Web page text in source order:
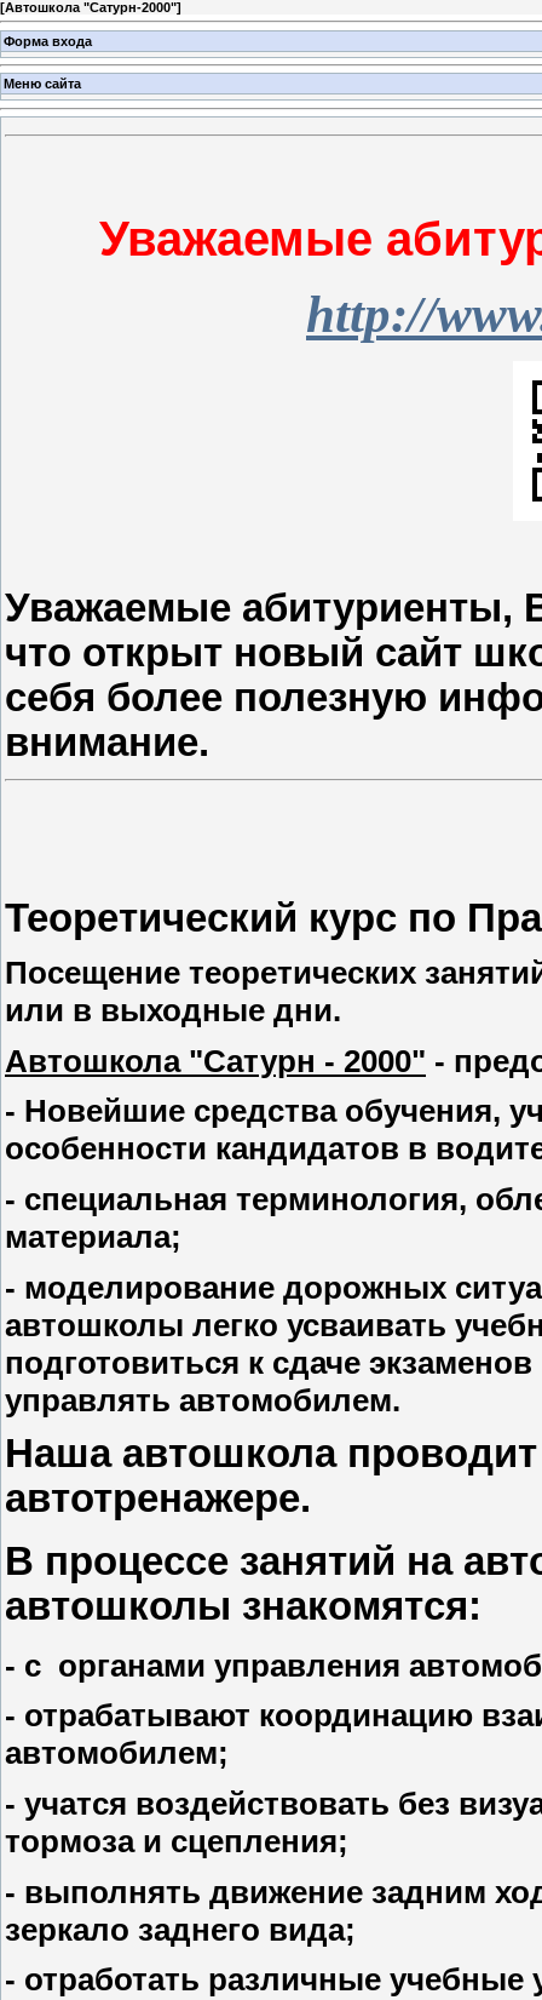
[Автошкола "Сатурн-2000"]
Форма входа
Меню сайта
Уважаемые
http://
Уважаемые
что открыт новый сайт
себя более полезную
внимание.
Теоретический курс по
Посещение теоретических
или в выходные дни.
Автошкола "Сатурн - 2000" -
- Новейшие средства обучения,
особенности кандидатов в
- специальная терминология,
материала;
- моделирование дорожных
автошколы легко усваивать
подготовиться к сдаче
управлять автомобилем.
Наша автошкола
автотренажере.
В процессе занятий на
автошколы знакомятся:
- с органами управления
- отрабатывают координацию
автомобилем;
- учатся воздействовать без
тормоза и сцепления;
- выполнять движение задним
зеркало заднего вида;
- отработать различные